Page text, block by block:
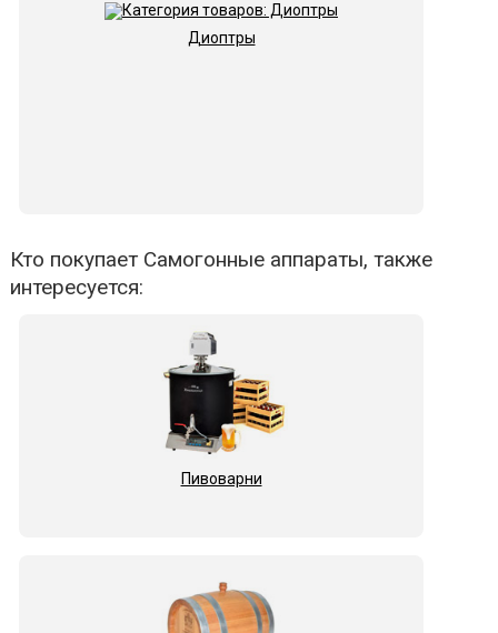
Диоптры
Кто покупает Самогонные аппараты, также
интересуется:
Пивоварни